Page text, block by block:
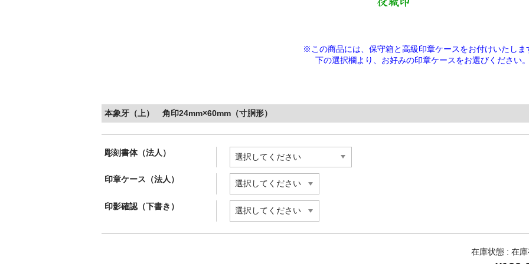
※この商品には、保守箱と高級印章ケースをお付けいたしま
下の選択欄より、 お好みの印章ケースをお選びください。
本象牙（上） 角印24mm×60mm（寸胴形）
彫刻書体（法人）
印章ケース（法人）
印影確認（下書き）
在庫状態 : 在庫